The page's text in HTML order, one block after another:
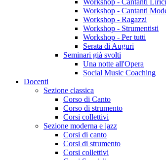
Workshop - Cantanti Lirici
Workshop - Cantanti
Workshop - Ragazzi
Workshop - Strumentisti
Workshop - Per tutti
Serata di Auguri
Seminari già svolti
Una notte all'Opera
Social Music Coaching
Docenti
Sezione classica
Corso di Canto
Corso di strumento
Corsi collettivi
Sezione moderna e jazz
Corsi di canto
Corsi di strumento
Corsi collettivi